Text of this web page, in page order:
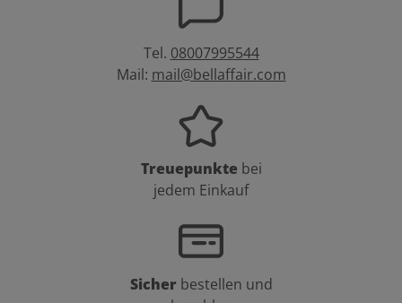
Tel. 08007995544
Mail: mail@bellaffair.com
Treuepunkte bei
jedem Einkauf
Sicher bestellen und